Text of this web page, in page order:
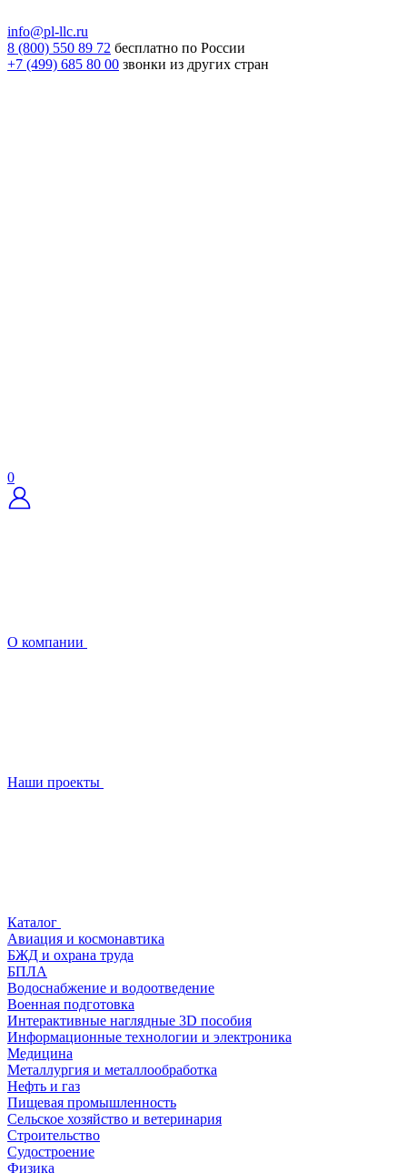
info@pl-llc.ru
8 (800) 550 89 72 бесплатно по России
+7 (499) 685 80 00 звонки из других стран
0
О компании
Наши проекты
Каталог
Авиация и космонавтика
БЖД и охрана труда
БПЛА
Водоснабжение и водоотведение
Военная подготовка
Интерактивные наглядные 3D пособия
Информационные технологии и электроника
Медицина
Металлургия и металлообработка
Нефть и газ
Пищевая промышленность
Сельское хозяйство и ветеринария
Строительство
Судостроение
Физика